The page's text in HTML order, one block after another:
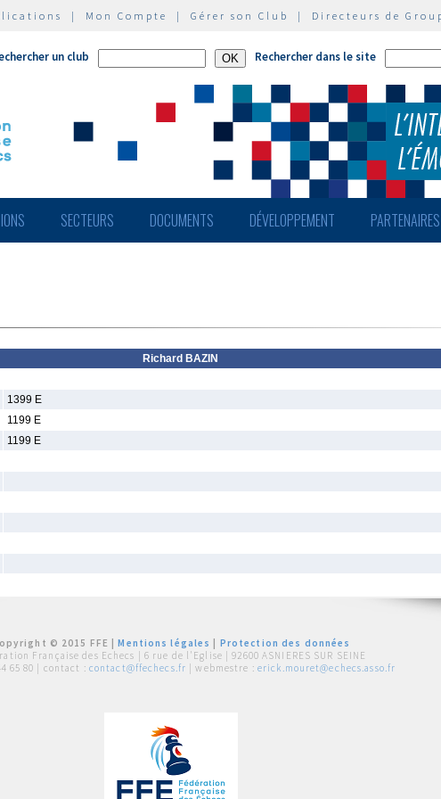
| Mon Compte | Gérer son Club | Directeurs de
un club Rechercher dans le site
SECTEURS DOCUMENTS DÉVELOPPEMENT PARTENAIRES
Richard BAZIN
1399 E
1199 E
1199 E
© 2015 FFE |Mentions légales
Protection des données
Française des Echecs | 6 rue de l'Eglise | 92600 ASNIERES SUR SEINE
65 80 | contact : contact@ffechecs.fr | webmestre : erick.mouret@echecs.asso.fr